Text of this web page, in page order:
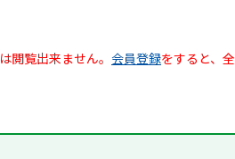
閲覧出来ません。 会員登録をすると、